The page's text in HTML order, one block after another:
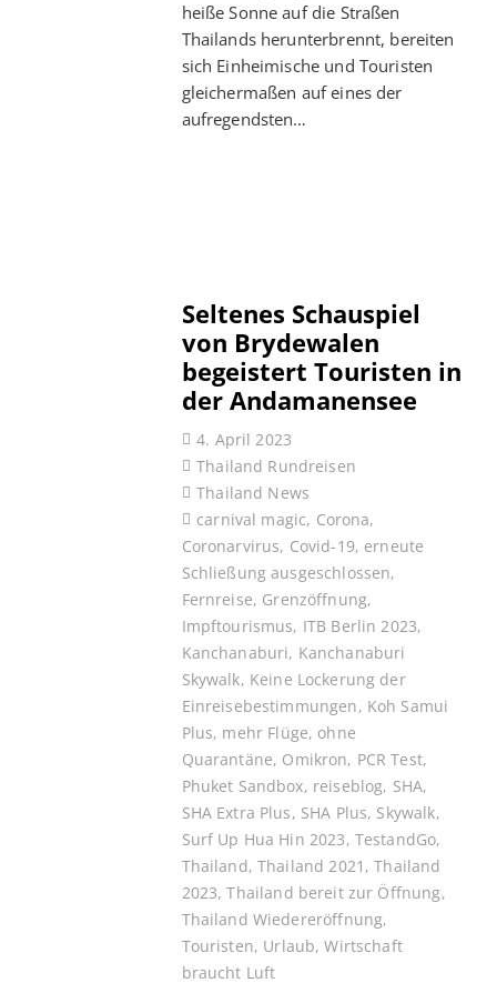
heiße Sonne auf die Straßen
Thailands herunterbrennt, bereiten
sich Einheimische und Touristen
gleichermaßen auf eines der
aufregendsten…
Seltenes Schauspiel
von Brydewalen
begeistert Touristen in
der Andamanensee
4. April 2023
Thailand Rundreisen
Thailand News
carnival magic, Corona,
Coronarvirus, Covid-19, erneute
Schließung ausgeschlossen,
Fernreise, Grenzöffnung,
Impftourismus, ITB Berlin 2023,
Kanchanaburi, Kanchanaburi
Skywalk, Keine Lockerung der
Einreisebestimmungen, Koh Samui
Plus, mehr Flüge, ohne
Quarantäne, Omikron, PCR Test,
Phuket Sandbox, reiseblog, SHA,
SHA Extra Plus, SHA Plus, Skywalk,
Surf Up Hua Hin 2023, TestandGo,
Thailand,Thailand 2021 ,Thailand
2023,Thailand bereit zur Öffnung,
Thailand Wiedereröffnung,
Touristen, Urlaub,Wirtschaft
braucht Luft